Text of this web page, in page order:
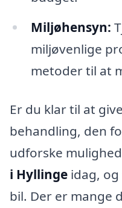
Miljøhensyn:
miljøvenlige
metoder til at
Er du klar til at
behandling, den
udforske
i Hyllinge idag,
bil. Der er mange